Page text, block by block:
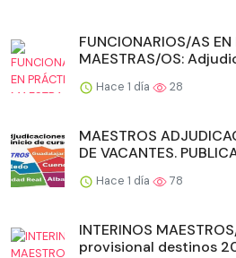
FUNCIONARIOS/AS EN
MAESTRAS/OS:
Hace 1 día 28
MAESTROS
DE VACANTES.
Hace 1 día 78
INTERINOS
provisional destinos